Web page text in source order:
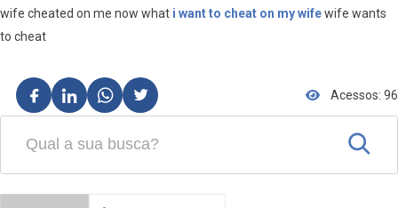
wife cheated on me now what i want to cheat on my wifewife wants
to cheat
Acessos: 96